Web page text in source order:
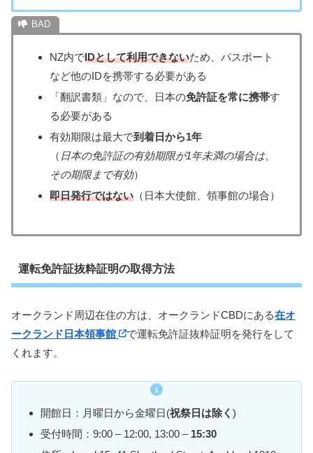
NZ内でIDとして利用できないため、パスポート
など他のIDを携帯する必要がある
「翻訳書類」なので、日本の免許証を常に携帯す
る必要がある
有効期限は最大で到着日から1年
（ 日本の免許証の有効期限が1年未満の場合は、
その期限まで有効）
即日発行ではない（日本大使館、領事館の場合）
運転免許証抜粋証明の取得方法
オークランド周辺在住の方は、オークランドCBDにある在オ
ークランド日本領事館
で運転免許証抜粋証明を発行をして
くれます。
開館日：月曜日から金曜日(祝祭日は除く )
受付時間：9:00 – 12:00, 13:00 – 15:30